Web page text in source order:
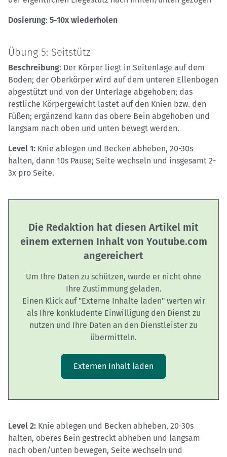
Dosierung: 5-10x wiederholen
Übung 5: Seitstütz
Beschreibung: Der Körper liegt in Seitenlage auf dem
Boden; der Oberkörper wird auf dem unteren Ellenbogen
abgestützt und von der Unterlage abgehoben; das
restliche Körpergewicht lastet auf den Knien bzw. den
Füßen; ergänzend kann das obere Bein abgehoben und
langsam nach oben und unten bewegt werden.
Level 1: Knie ablegen und Becken abheben, 20-30s
halten, dann 10s Pause; Seite wechseln und insgesamt 2-
3x pro Seite.
Die Redaktion hat diesen Artikel mit
einem externen Inhalt von Youtube.com
angereichert
Um Ihre Daten zu schützen, wurde er nicht ohne
Ihre Zustimmung geladen.
Einen Klick auf "Externe Inhalte laden" werten wir
als Ihre konkludente Einwilligung den Dienst zu
nutzen und Ihre Daten an den Dienstleister zu
übermitteln.
Externen Inhalt laden
Level 2: Knie ablegen und Becken abheben, 20-30s
halten, oberes Bein gestreckt abheben und langsam
nach oben/unten bewegen, Seite wechseln und